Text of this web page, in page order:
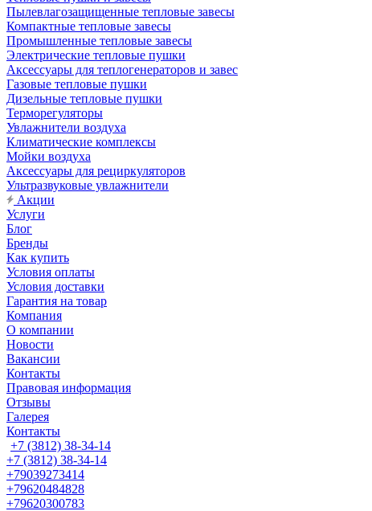
Пылевлагозащищенные тепловые завесы
Компактные тепловые завесы
Промышленные тепловые завесы
Электрические тепловые пушки
Аксессуары для теплогенераторов и завес
Газовые тепловые пушки
Дизельные тепловые пушки
Терморегуляторы
Увлажнители воздуха
Климатические комплексы
Мойки воздуха
Аксессуары для рециркуляторов
Ультразвуковые увлажнители
Акции
Услуги
Блог
Бренды
Как купить
Условия оплаты
Условия доставки
Гарантия на товар
Компания
О компании
Новости
Вакансии
Контакты
Правовая информация
Отзывы
Галерея
Контакты
+7 (3812) 38-34-14
+7 (3812) 38-34-14
+79039273414
+79620484828
+79620300783